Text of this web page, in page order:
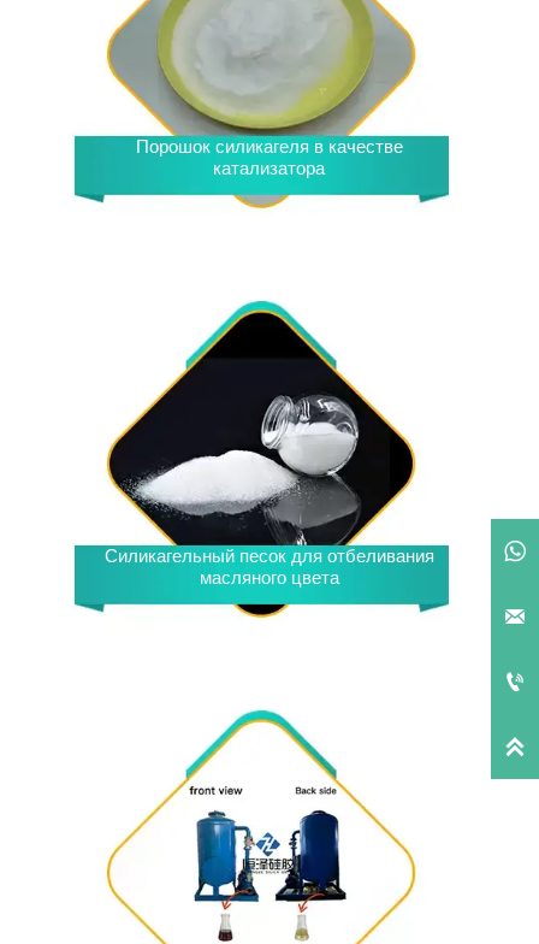
Порошок силикагеля в качестве
катализатора
Силикагельный песок для отбеливания
масляного цвета



